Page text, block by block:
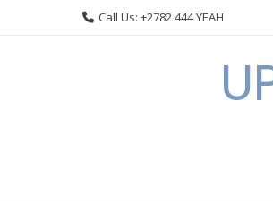
Call Us: +2782 444 YEAH